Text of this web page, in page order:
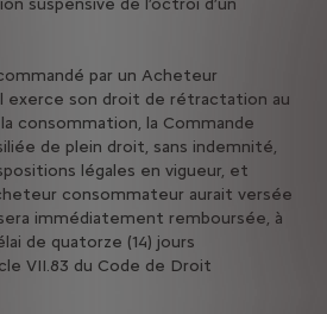
suspensive de l’octroi d’un
par un Acheteur
exerce son droit de rétractation au
consommation, la Commande
de plein droit, sans indemnité,
légales en vigueur, et
consommateur aurait versée
immédiatement remboursée, à
de quatorze (14) jours
VII.83 du Code de Droit